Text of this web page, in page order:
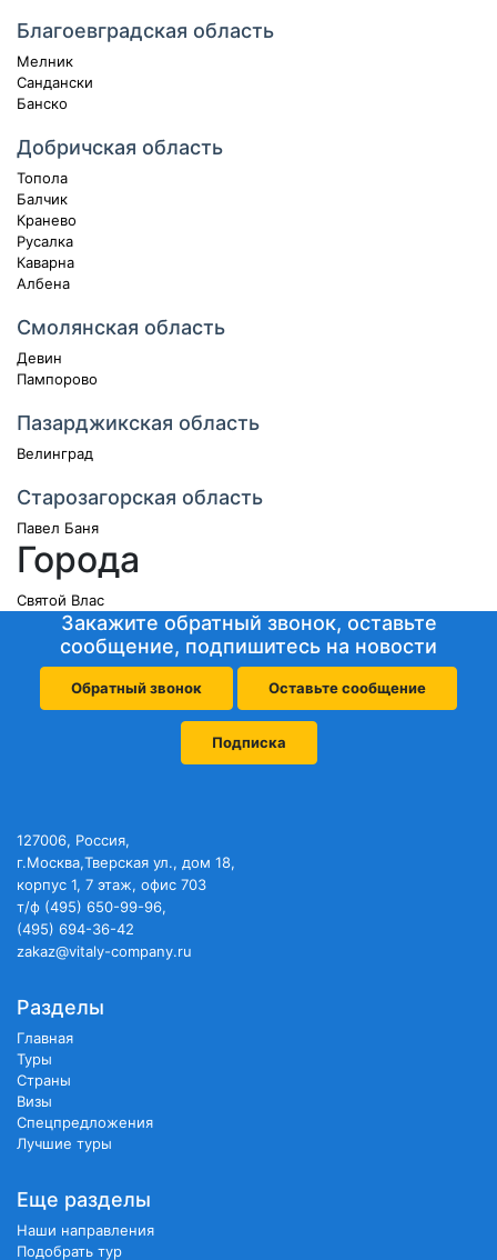
Благоевградская область
Мелник
Сандански
Банско
Добричская область
Топола
Балчик
Кранево
Русалка
Каварна
Албена
Смолянская область
Девин
Пампорово
Пазарджикская область
Велинград
Старозагорская область
Павел Баня
Города
Святой Влас
Закажите обратный звонок, оставьте
сообщение, подпишитесь на новости
Обратный звонок Оставьте сообщение
Подписка
127006, Россия,
г.Москва,Тверская ул., дом 18,
корпус 1, 7 этаж, офис 703
т/ф (495) 650-99-96,
(495) 694-36-42
zakaz@vitaly-company.ru
Разделы
Главная
Туры
Страны
Визы
Спецпредложения
Лучшие туры
Еще разделы
Наши направления
Подобрать тур